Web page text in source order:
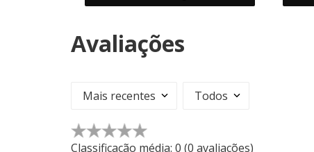
Avaliações
☆☆☆☆☆
Classificação média: 0 (0 avaliações)
Mais recentes Todos